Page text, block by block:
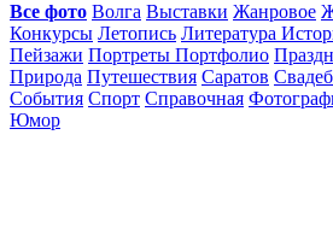
Все фото Волга Выставки Жанровое
Конкурсы Летопись Литература
Пейзажи Портреты Портфолио
Природа Путешествия Саратов
События Спорт Справочная
Юмор